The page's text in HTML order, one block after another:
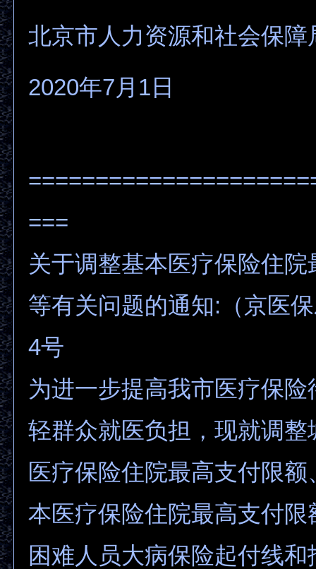
北京市人力资源和社会保障
2020年7月1日
===
关于调整基本医疗保险住院
等有关问题的通知:（京医
4号
为进一步提高我市医疗保险
轻群众就医负担，现就调整
医疗保险住院最高支付限
本医疗保险住院最高支付限
困难人员大病保险起付线